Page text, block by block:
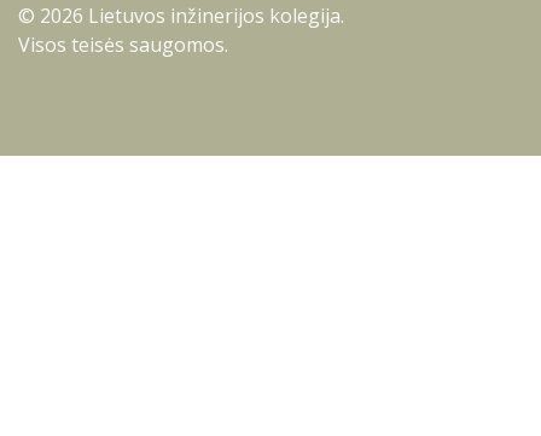
© 2026 Lietuvos inžinerijos kolegija.
Visos teisės saugomos.